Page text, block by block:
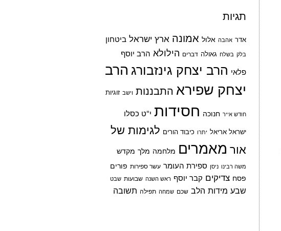
תגיות
אדר אהבה אלול אמונה ארץ ישראל ביטחון
בלק בשלח גאולה דברים הילולא הרב יוסף
פלאי הרב יצחק גינזבורג הרב
יצחק שפירא התבננות וישב זוגיות
חודש אייר חנוכה חסידות י"ט כסלו
ישראל אריאל יתרו כיבוד הורים לגימות של
אור מאמרים מלחמה מלך מקדש
משה רבינו ניסן ספירת העומר עשר ספירות פורים
פסח צדיקים קבר יוסף ראש השנה שבועות שבט
שבע מידות הלב שכם שמחה תפילה תשובה